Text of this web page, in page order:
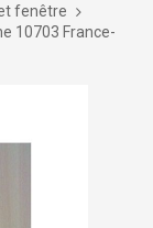
fenêtre
10703 France-